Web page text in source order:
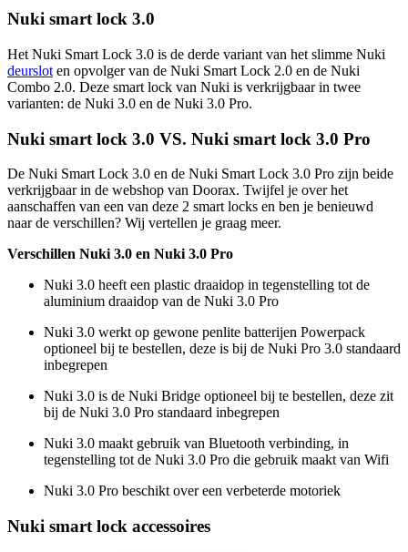
Nuki smart lock 3.0
Het Nuki Smart Lock 3.0 is de derde variant van het slimme Nuki
deurslot en opvolger van de Nuki Smart Lock 2.0 en de Nuki
Combo 2.0. Deze smart lock van Nuki is verkrijgbaar in twee
varianten: de Nuki 3.0 en de Nuki 3.0 Pro.
Nuki smart lock 3.0 VS. Nuki smart lock 3.0 Pro
De Nuki Smart Lock 3.0 en de Nuki Smart Lock 3.0 Pro zijn beide
verkrijgbaar in de webshop van Doorax. Twijfel je over het
aanschaffen van een van deze 2 smart locks en ben je benieuwd
naar de verschillen? Wij vertellen je graag meer.
Verschillen Nuki 3.0 en Nuki 3.0 Pro
Nuki 3.0 heeft een plastic draaidop in tegenstelling tot de
aluminium draaidop van de Nuki 3.0 Pro
Nuki 3.0 werkt op gewone penlite batterijen Powerpack
optioneel bij te bestellen, deze is bij de Nuki Pro 3.0 standaard
inbegrepen
Nuki 3.0 is de Nuki Bridge optioneel bij te bestellen, deze zit
bij de Nuki 3.0 Pro standaard inbegrepen
Nuki 3.0 maakt gebruik van Bluetooth verbinding, in
tegenstelling tot de Nuki 3.0 Pro die gebruik maakt van Wifi
Nuki 3.0 Pro beschikt over een verbeterde motoriek
Nuki smart lock accessoires